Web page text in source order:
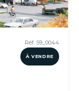
Réf. 59_0044
À VENDRE